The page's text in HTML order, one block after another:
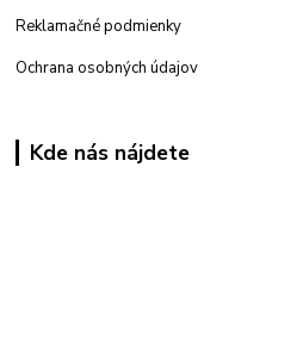
Reklamačné podmienky
Ochrana osobných údajov
Kde nás nájdete